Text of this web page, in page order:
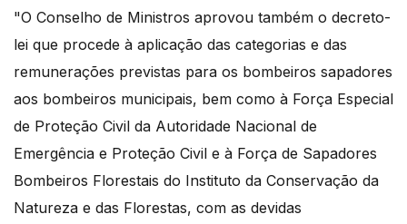
"O Conselho de Ministros aprovou também o decreto-
lei que procede à aplicação das categorias e das
remunerações previstas para os bombeiros sapadores
aos bombeiros municipais, bem como à Força Especial
de Proteção Civil da Autoridade Nacional de
Emergência e Proteção Civil e à Força de Sapadores
Bombeiros Florestais do Instituto da Conservação da
Natureza e das Florestas, com as devidas